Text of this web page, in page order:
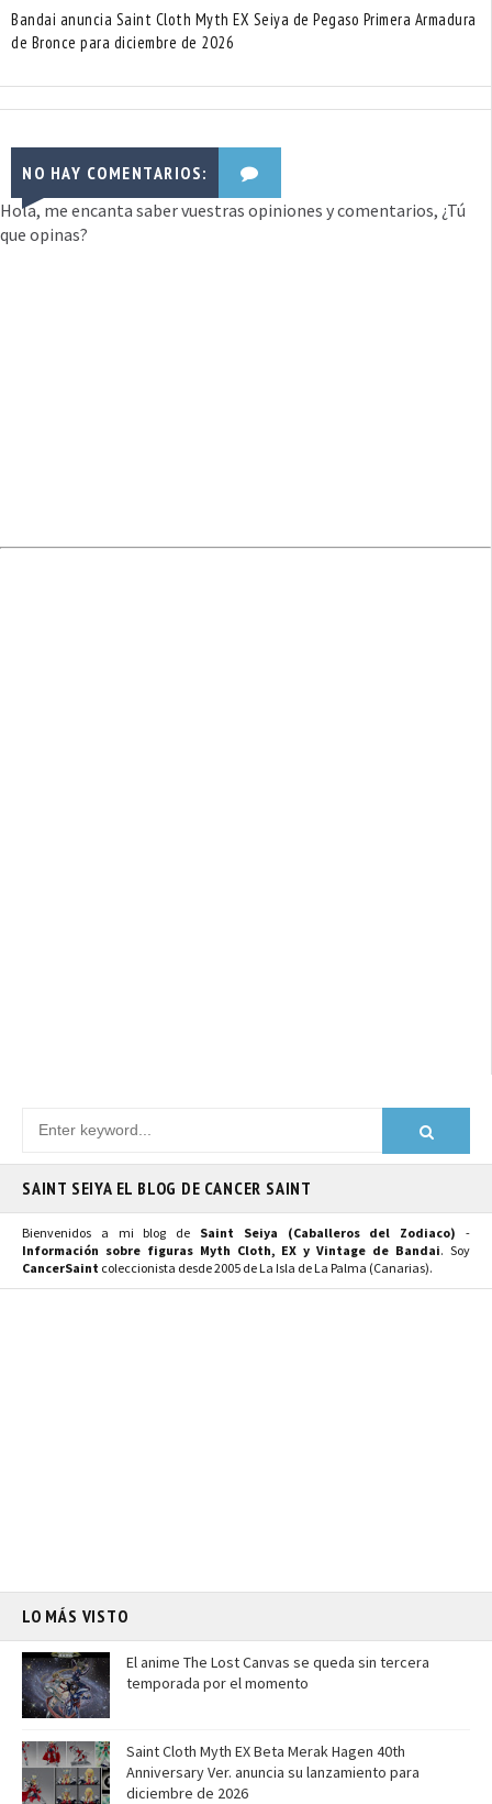
Bandai anuncia Saint Cloth Myth EX Seiya de Pegaso Primera Armadura
de Bronce para diciembre de 2026
NO HAY COMENTARIOS:
Hola, me encanta saber vuestras opiniones y comentarios, ¿Tú
que opinas?
SAINT SEIYA EL BLOG DE CANCER SAINT
Bienvenidos a mi blog de Saint Seiya (Caballeros del Zodiaco) -
Información sobre figuras Myth Cloth, EX y Vintage de Bandai. Soy
CancerSaint coleccionista desde 2005 de La Isla de La Palma (Canarias).
LO MÁS VISTO
El anime The Lost Canvas se queda sin tercera
temporada por el momento
Saint Cloth Myth EX Beta Merak Hagen 40th
Anniversary Ver. anuncia su lanzamiento para
diciembre de 2026